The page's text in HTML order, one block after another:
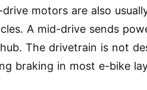
drive motors are also
A mid-drive sends
The drivetrain is not
braking in most e-bike